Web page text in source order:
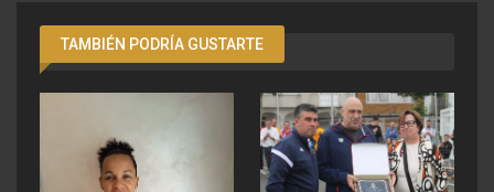
TAMBIÉN PODRÍA GUSTARTE